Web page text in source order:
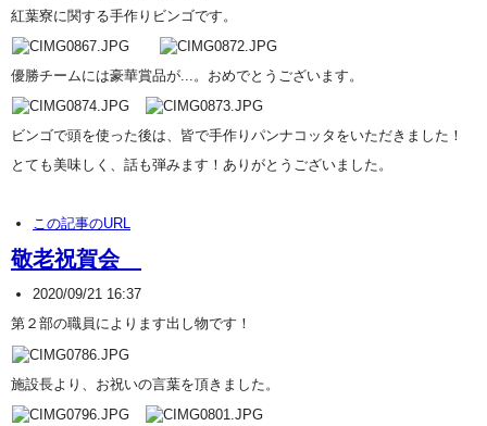
紅葉寮に関する手作りビンゴです。
優勝チームには豪華賞品が...。おめでとうございます。
ビンゴで頭を使った後は、皆で手作りパンナコッタをいただきました！
とても美味しく、話も弾みます！ありがとうございました。
この記事のURL
敬老祝賀会
2020/09/21 16:37
第２部の職員によります出し物です！
施設長より、お祝いの言葉を頂きました。